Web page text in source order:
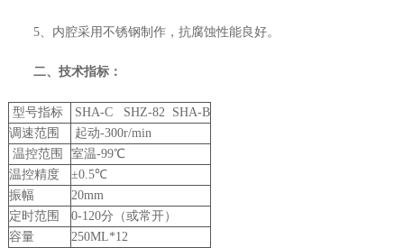
5、内腔采用不锈钢制作，抗腐蚀性能良好。
二、技术指标：
型号指标
SHA-C SHZ-82 SHA-B
调速范围
起动-300r/min
温控范围
室温-99℃
温控精度
±0.5℃
振幅
20mm
定时范围
0-120分（或常开）
容量
250ML*12